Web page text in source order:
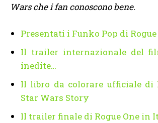
Wars che i fan conoscono bene.
Presentati i Funko Pop di Rogue
Il trailer internazionale del
inedite…
Il libro da colorare ufficiale di
Star Wars Story
Il trailer finale di Rogue One in